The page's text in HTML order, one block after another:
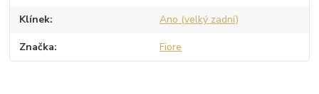
Klínek Ano (velký zadní)
Značka Fiore